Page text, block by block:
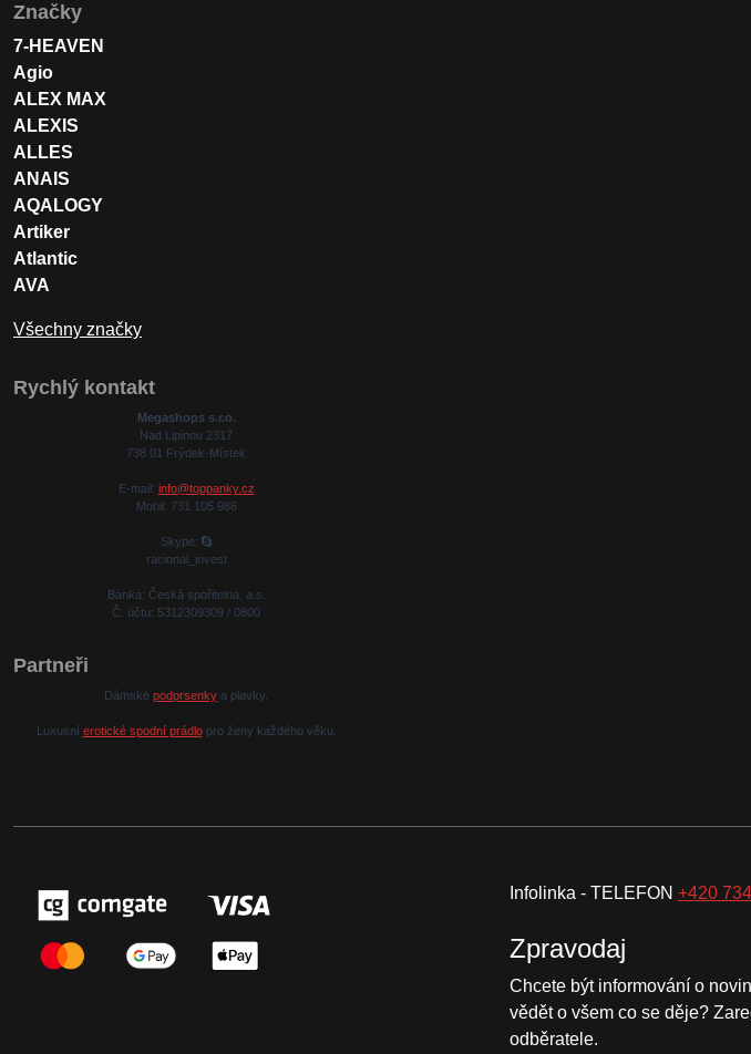
Značky
7-HEAVEN
Agio
ALEX MAX
ALEXIS
ALLES
ANAIS
AQALOGY
Artiker
Atlantic
AVA
Všechny značky
Rychlý kontakt
Megashops s.r.o.
Nad Lipinou 2317
738 01 Frýdek-Místek
E-mail: info@toppanky.cz
Mobil: 731 105 986
Skype:
racional_invest
Banka: Česká spořitelna, a.s.
Č. účtu: 5312309309 / 0800
Partneři
Dámské podprsenky a plavky.
Luxusní erotické spodní prádlopro ženy každého věku.
Infolinka - TELEFON +420
Zpravodaj
Chcete být informování o
vědět o všem co se děje?
odběratele.